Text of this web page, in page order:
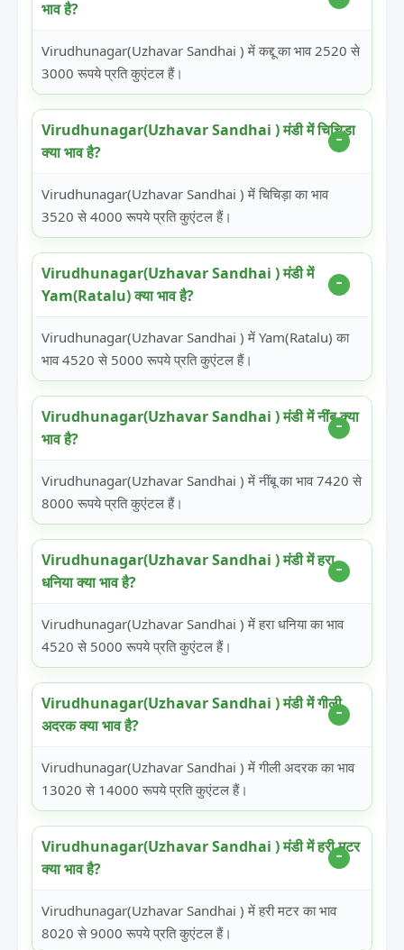
भाव है?
Virudhunagar(Uzhavar Sandhai ) में कद्दू का भाव 2520 से
3000 रूपये प्रति कुएंटल हैं।
Virudhunagar(Uzhavar Sandhai ) मंडी में चिचिड़ा
क्या भाव है?
Virudhunagar(Uzhavar Sandhai ) में चिचिड़ा का भाव
3520 से 4000 रूपये प्रति कुएंटल हैं।
Virudhunagar(Uzhavar Sandhai ) मंडी में
Yam(Ratalu) क्या भाव है?
Virudhunagar(Uzhavar Sandhai ) में Yam(Ratalu) का
भाव 4520 से 5000 रूपये प्रति कुएंटल हैं।
Virudhunagar(Uzhavar Sandhai ) मंडी में नींबू क्या
भाव है?
Virudhunagar(Uzhavar Sandhai ) में नींबू का भाव 7420 से
8000 रूपये प्रति कुएंटल हैं।
Virudhunagar(Uzhavar Sandhai ) मंडी में हरा
धनिया क्या भाव है?
Virudhunagar(Uzhavar Sandhai ) में हरा धनिया का भाव
4520 से 5000 रूपये प्रति कुएंटल हैं।
Virudhunagar(Uzhavar Sandhai ) मंडी में गीली
अदरक क्या भाव है?
Virudhunagar(Uzhavar Sandhai ) में गीली अदरक का भाव
13020 से 14000 रूपये प्रति कुएंटल हैं।
Virudhunagar(Uzhavar Sandhai ) मंडी में हरी मटर
क्या भाव है?
Virudhunagar(Uzhavar Sandhai ) में हरी मटर का भाव
8020 से 9000 रूपये प्रति कुएंटल हैं।